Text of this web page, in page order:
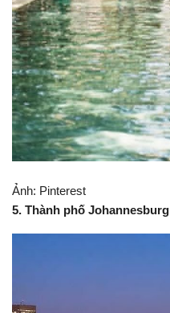
Ảnh: Pinterest
4. Thành phố Playa del